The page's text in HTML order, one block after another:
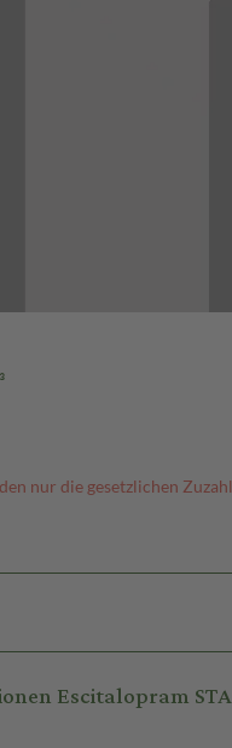
nur die gesetzlichen
Escitalopram